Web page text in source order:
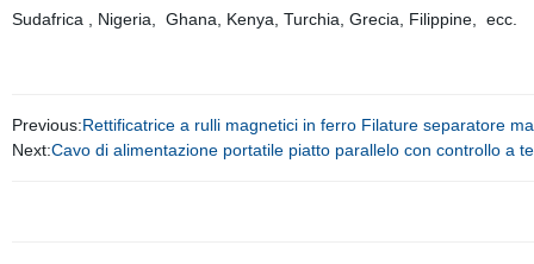
Sudafrica , Nigeria, Ghana, Kenya, Turchia, Grecia, Filippine, ecc.
Previous:Rettificatrice a rulli magnetici in ferro Filature separatore
Next:Cavo di alimentazione portatile piatto parallelo con controllo a